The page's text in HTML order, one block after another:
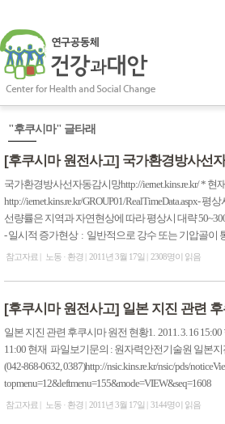
"후쿠시마" 글타래
[후쿠시마 원전사고] 국가환경방사선
국가환경방사선자동감시망http://iernet.kins.re.kr/ * 현
http://iernet.kins.re.kr/GROUP01/RealTimeData.aspx-
선량률은 지역과 자연현상에 따라 평상시 대략
- 일시적 증가현상 : 일반적으로 강수 또는 기압골이
참고자료 노동 · 환경 2011년 3월 17일 2308명이 읽음
[후쿠시마 원전사고] 일본 지진 관련
일본 지진 관련 후쿠시마 원전 현황1. 2011. 3. 16
11:00 현재 파일보기문의 : 원자력안전기술원 일본
(042-868-0632, 0387)http://nsic.kins.re.kr/nsic/pds/
topmenu=12&leftmenu=155&mode=VIEW&seq=1608
참고자료 노동 · 환경 2011년 3월 17일 3144명이 읽음